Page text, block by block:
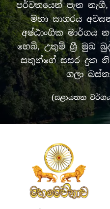
පර්වතයෙන් පැන
මහා සාගරය
අෂ්ඨාංගික මාර්ගය
හෙබි, උතුම් ශ්‍රී මුඛ
සතුන්ගේ සසර දුක
ගලා
(සළායතන